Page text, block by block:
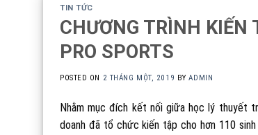
TIN TỨC
CHƯƠNG TRÌNH KIẾN
PRO SPORTS
POSTED ON 2 THÁNG MỘT, 2019 BYADMIN
Nhằm mục đích kết nối giữa học lý thuyết
doanh đã tổ chức kiến tập cho hơn 110